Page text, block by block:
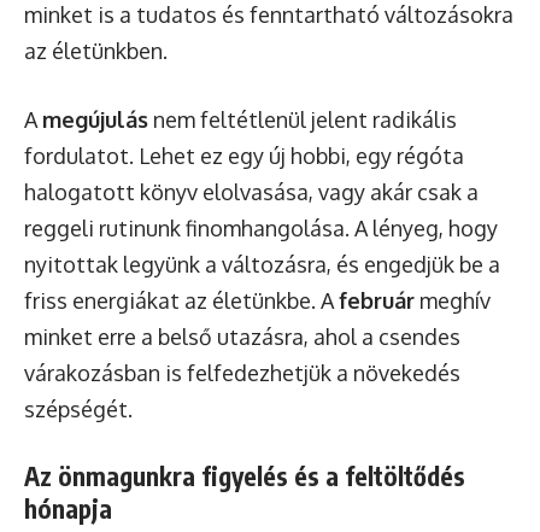
minket is a tudatos és fenntartható változásokra
az életünkben.
A megújulás nem feltétlenül jelent radikális
fordulatot. Lehet ez egy új hobbi, egy régóta
halogatott könyv elolvasása, vagy akár csak a
reggeli rutinunk finomhangolása. A lényeg, hogy
nyitottak legyünk a változásra, és engedjük be a
friss energiákat az életünkbe. Afebruár meghív
minket erre a belső utazásra, ahol a csendes
várakozásban is felfedezhetjük a növekedés
szépségét.
Az önmagunkra figyelés és a feltöltődés
hónapja